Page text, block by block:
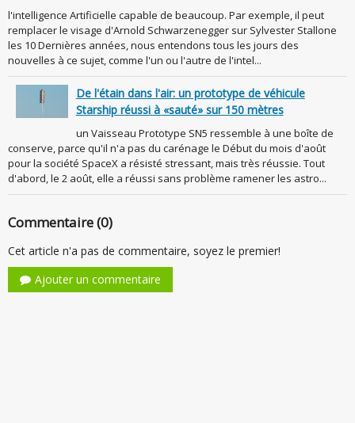
l'intelligence Artificielle capable de beaucoup. Par exemple, il peut
remplacer le visage d'Arnold Schwarzenegger sur Sylvester Stallone
les 10 Dernières années, nous entendons tous les jours des
nouvelles à ce sujet, comme l'un ou l'autre de l'intel...
De l'étain dans l'air: un prototype de véhicule
Starship réussi à «sauté» sur 150 mètres
un Vaisseau Prototype SN5 ressemble à une boîte de
conserve, parce qu'il n'a pas du carénage le Début du mois d'août
pour la société SpaceX a résisté stressant, mais très réussie. Tout
d'abord, le 2 août, elle a réussi sans problème ramener les astro...
Commentaire (0)
Cet article n'a pas de commentaire, soyez le premier!
Ajouter un commentaire